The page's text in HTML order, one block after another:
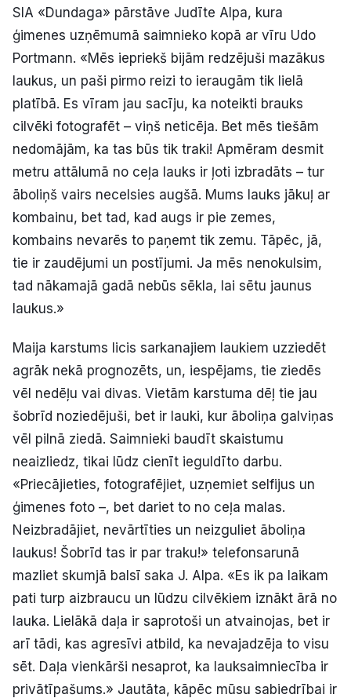
Facebook Instagram YouTube
E-avīze Abonē
SIA «Dundaga» pārstāve Judīte Alpa, kura
ģimenes uzņēmumā saimnieko kopā ar vīru Udo
Portmann. «Mēs iepriekš bijām redzējuši mazākus
laukus, un paši pirmo reizi to ieraugām tik lielā
platībā. Es vīram jau sacīju, ka noteikti brauks
cilvēki fotografēt – viņš neticēja. Bet mēs tiešām
nedomājām, ka tas būs tik traki! Apmēram desmit
metru attālumā no ceļa lauks ir ļoti izbradāts – tur
āboliņš vairs necelsies augšā. Mums lauks jākuļ ar
kombainu, bet tad, kad augs ir pie zemes,
kombains nevarēs to paņemt tik zemu. Tāpēc, jā,
tie ir zaudējumi un postījumi. Ja mēs nenokulsim,
tad nākamajā gadā nebūs sēkla, lai sētu jaunus
laukus.»
Maija karstums licis sarkanajiem laukiem uzziedēt
agrāk nekā prognozēts, un, iespējams, tie ziedēs
vēl nedēļu vai divas. Vietām karstuma dēļ tie jau
šobrīd noziedējuši, bet ir lauki, kur āboliņa galviņas
vēl pilnā ziedā. Saimnieki baudīt skaistumu
neaizliedz, tikai lūdz cienīt ieguldīto darbu.
«Priecājieties, fotografējiet, uzņemiet selfijus un
ģimenes foto –, bet dariet to no ceļa malas.
Neizbradājiet, nevārtīties un neizguliet āboliņa
laukus! Šobrīd tas ir par traku!» telefonsarunā
mazliet skumjā balsī saka J. Alpa. «Es ik pa laikam
pati turp aizbraucu un lūdzu cilvēkiem iznākt ārā no
lauka. Lielākā daļa ir saprotoši un atvainojas, bet ir
arī tādi, kas agresīvi atbild, ka nevajadzēja to visu
sēt. Daļa vienkārši nesaprot, ka lauksaimniecība ir
privātīpašums.» Jautāta, kāpēc mūsu sabiedrībai ir